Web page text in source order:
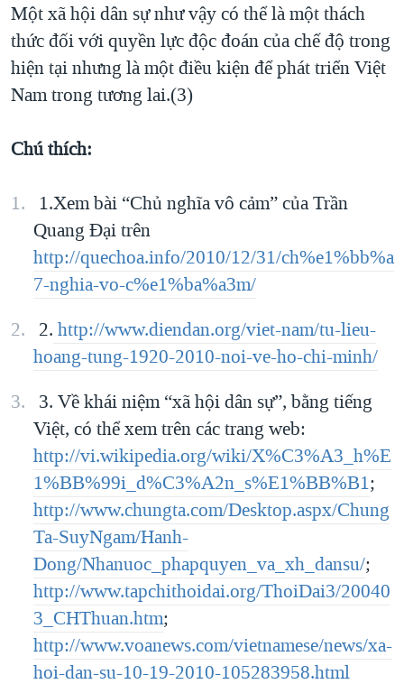
Một xã hội dân sự như vậy có thể là một thách
thức đối với quyền lực độc đoán của chế độ trong
hiện tại nhưng là một điều kiện để phát triển Việt
Nam trong tương lai.(3)
Chú thích:
1.Xem bài “Chủ nghĩa vô cảm” của Trần
Quang Đại trên
http://quechoa.info/2010/12/31/ch%e1%bb%a
7-nghia-vo-c%e1%ba%a3m/
2. http://www.diendan.org/viet-nam/tu-lieu-
hoang-tung-1920-2010-noi-ve-ho-chi-minh/
3. Về khái niệm “xã hội dân sự”, bằng tiếng
Việt, có thể xem trên các trang web:
http://vi.wikipedia.org/wiki/X%C3%A3_h%E
1%BB%99i_d%C3%A2n_s%E1%BB%B1;
http://www.chungta.com/Desktop.aspx/Chung
Ta-SuyNgam/Hanh-
Dong/Nhanuoc_phapquyen_va_xh_dansu/;
http://www.tapchithoidai.org/ThoiDai3/20040
3_CHThuan.htm;
http://www.voanews.com/vietnamese/news/xa-
hoi-dan-su-10-19-2010-105283958.html